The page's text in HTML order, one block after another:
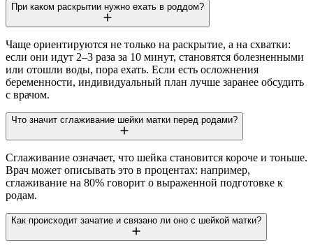
При каком раскрытии нужно ехать в роддом?
Чаще ориентируются не только на раскрытие, а на схватки:
если они идут 2–3 раза за 10 минут, становятся болезненными
или отошли воды, пора ехать. Если есть осложнения
беременности, индивидуальный план лучше заранее обсудить
с врачом.
Что значит сглаживание шейки матки перед родами?
Сглаживание означает, что шейка становится короче и тоньше.
Врач может описывать это в процентах: например,
сглаживание на 80% говорит о выраженной подготовке к
родам.
Как происходит зачатие и связано ли оно с шейкой матки?